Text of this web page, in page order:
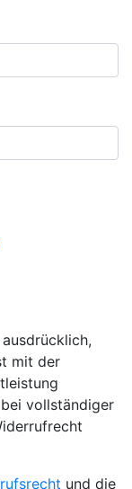
mit der
vollständiger
und die